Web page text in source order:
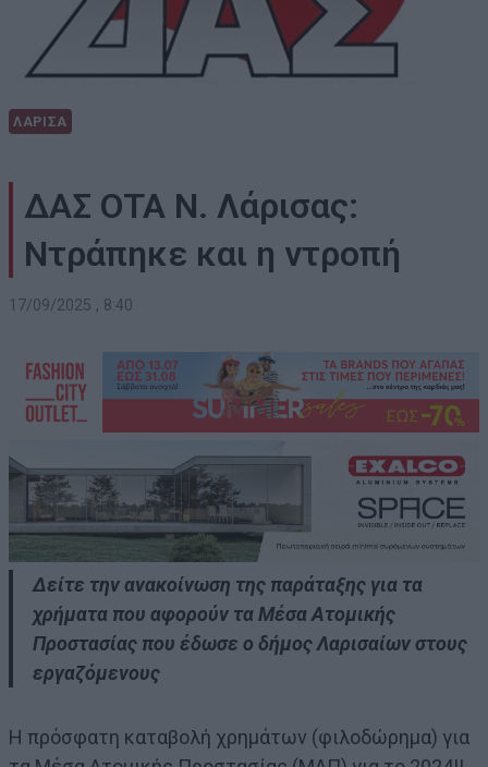
ΛΑΡΙΣΑ
ΔΑΣ ΟΤΑ Ν. Λάρισας:
Ντράπηκε και η ντροπή
17/09/2025 , 8:40
Δείτε την ανακοίνωση της παράταξης για τα
χρήματα που αφορούν τα Μέσα Ατομικής
Προστασίας που έδωσε ο δήμος Λαρισαίων στους
εργαζόμενους
Η πρόσφατη καταβολή χρημάτων (φιλοδώρημα) για